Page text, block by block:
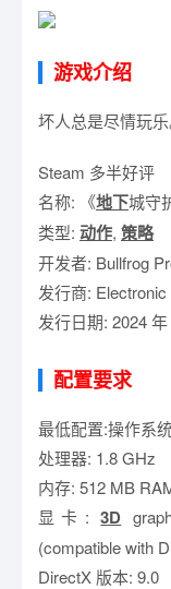
游戏介绍
坏人总是尽情玩乐
Steam 多半好评
名称: 《地下城守
类型: 动作, 策略
开发者: Bullfrog
发行商: Electronic
发行日期: 2024
配置要求
最低配置:操作系
处理器: 1.8 GHz
内存: 512 MB
显卡:3D
(compatible with
DirectX 版本: 9.0